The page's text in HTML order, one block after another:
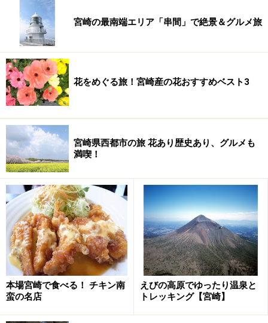
その穴に男性は左手、女性は右手で願いを込めた素焼き
の「運玉」を投げ入れることで願いがかなうといわれて
います。100円で5つの「運玉」と交換して投げ入れる事
ができます。簡単なようでなかなか難しいけれど、せっ
かくここまで来たのならば、ぜひチャレンジしてみて
は？ ちなみに、私は1つ目の「運玉」で見事穴に入りま
した!!
かつては貨幣を投げ入れていたそうですがが、1954年か
宮崎の最南端エリア「串間」で絶景＆グルメ旅
花をめぐる旅！宮崎産の花おすすめベスト3
宮崎県西都市の旅 花あり歴史あり、グルメも
満喫！
本場宮崎で食べる！ チキン南
蛮の名店
えびの高原でゆったり温泉と
トレッキング【宮崎】